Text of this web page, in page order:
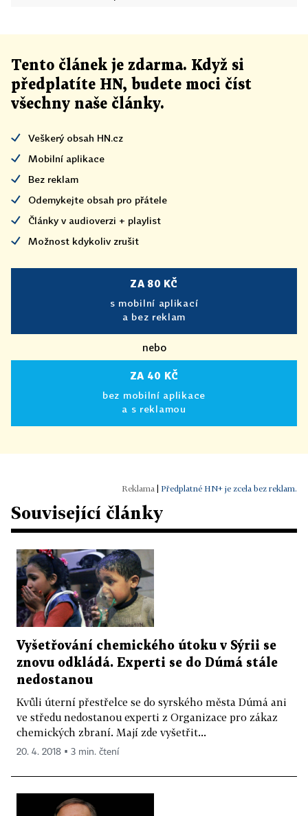
Tento článek je zdarma. Když si
předplatíte HN, budete moci číst
všechny naše články.
Veškerý obsah HN.cz
Mobilní aplikace
Bez reklam
Odemykejte obsah pro přátele
Články v audioverzi + playlist
Možnost kdykoliv zrušit
ZA 80 KČ
s mobilní aplikací
a bez reklam
nebo
ZA 40 KČ
bez mobilní aplikace
a s reklamou
Předplatné HN+ je zcela bez reklam.
Související články
Vyšetřování chemického útoku v Sýrii se
znovu odkládá. Experti se do Dúmá stále
nedostanou
Kvůli úterní přestřelce se do syrského města Dúmá ani
ve středu nedostanou experti z Organizace pro zákaz
chemických zbraní. Mají zde vyšetřit...
20. 4. 2018 ▪ 3 min. čtení